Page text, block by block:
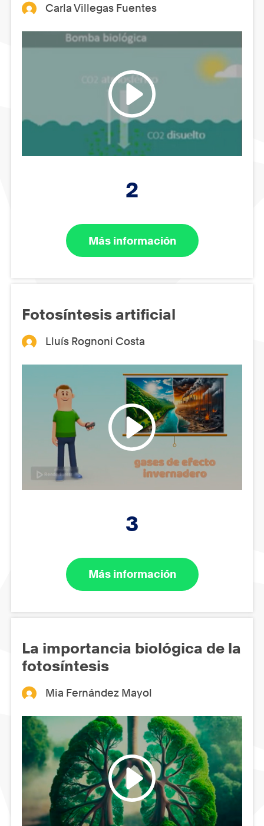
Carla Villegas Fuentes
2
Más información
Fotosíntesis artificial
Lluís Rognoni Costa
3
Más información
La importancia biológica de la
fotosíntesis
Mia Fernández Mayol